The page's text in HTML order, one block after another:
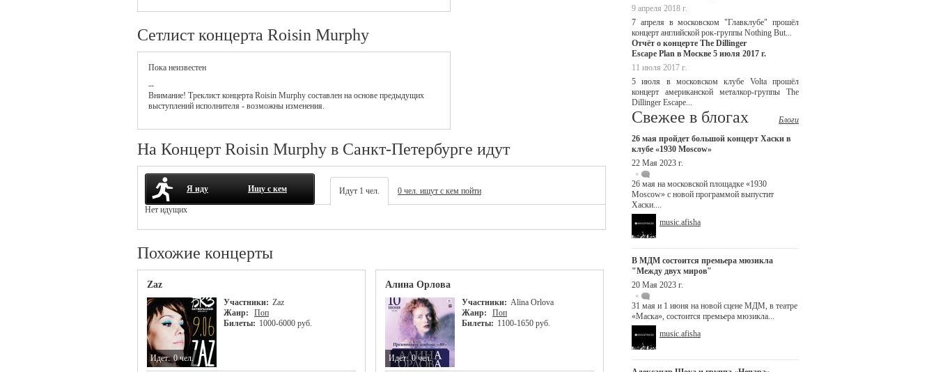
Сетлист концерта Roisin Murphy
Пока неизвестен
--
Внимание! Треклист концерта Roisin Murphy составлен на основе предыдущих
выступлений исполнителя - возможны изменения.
На Концерт Roisin Murphy в Санкт-Петербурге идут
Я иду Ищу с кем Идут 1 чел.
0 чел. ищут с кем пойти
Нет идущих
Похожие концерты
Zaz
Участники: Zaz
Жанр:
Поп
Билеты: 1000-6000 руб.
Идет: 0 чел.
Алина Орлова
Участники: Alina Orlova
Жанр:
Поп
Билеты: 1100-1650 руб.
Идет: 0 чел.
9 апреля 2018 г.
7 апреля в московском "Главклубе" прошёл
концерт английской рок-группы Nothing But...
Отчёт о концерте The Dillinger
Escape Plan в Москве 5 июля 2017 г.
11 июля 2017 г.
5 июля в московском клубе Volta прошёл
концерт американской металкор-группы The
Dillinger Escape...
Свежее в блогах
Блоги
26 мая пройдет большой концерт Хаски в
клубе «1930 Moscow»
22 Мая 2023 г.
26 мая на московской площадке «1930
Moscow» с новой программой выпустит
Хаски....
music.afisha
В МДМ состоится премьера мюзикла
"Между двух миров"
20 Мая 2023 г.
31 мая и 1 июня на новой сцене МДМ, в театре
«Маска», состоится премьера мюзикла...
music.afisha